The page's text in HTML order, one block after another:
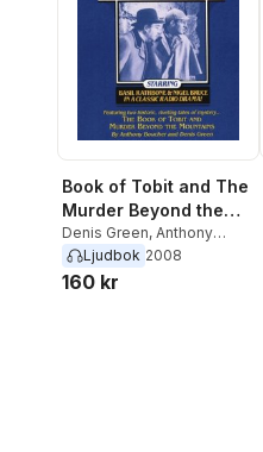
Book of Tobit and The
Murder Beyond the
Mountains
Denis Green, Anthony
Boucher
Ljudbok 2008
160 kr